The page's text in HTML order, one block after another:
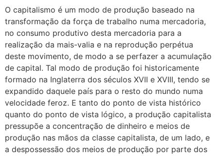
O capitalismo é um modo de produção baseado na
transformação da força de trabalho numa mercadoria,
no consumo produtivo desta mercadoria para a
realização da mais-valia e na reprodução perpétua
deste movimento, de modo a se perfazer a acumulação
de capital. Tal modo de produção foi historicamente
formado na Inglaterra dos séculos XVII e XVIII, tendo se
expandido daquele país para o resto do mundo numa
velocidade feroz. E tanto do ponto de vista histórico
quanto do ponto de vista lógico, a produção capitalista
pressupõe a concentração de dinheiro e meios de
produção nas mãos da classe capitalista, de um lado, e
a despossessão dos meios de produção por parte dos